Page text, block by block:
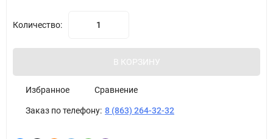
Количество:
В КОРЗИНУ
Избранное Сравнение
Заказ по телефону: 8 (863) 264-32-32